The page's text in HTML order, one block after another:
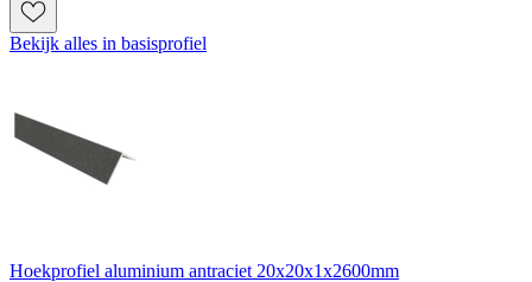
Bekijk alles in basisprofiel
Hoekprofiel aluminium antraciet 20x20x1x2600mm